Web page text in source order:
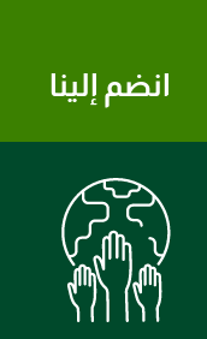
انضم إلينا